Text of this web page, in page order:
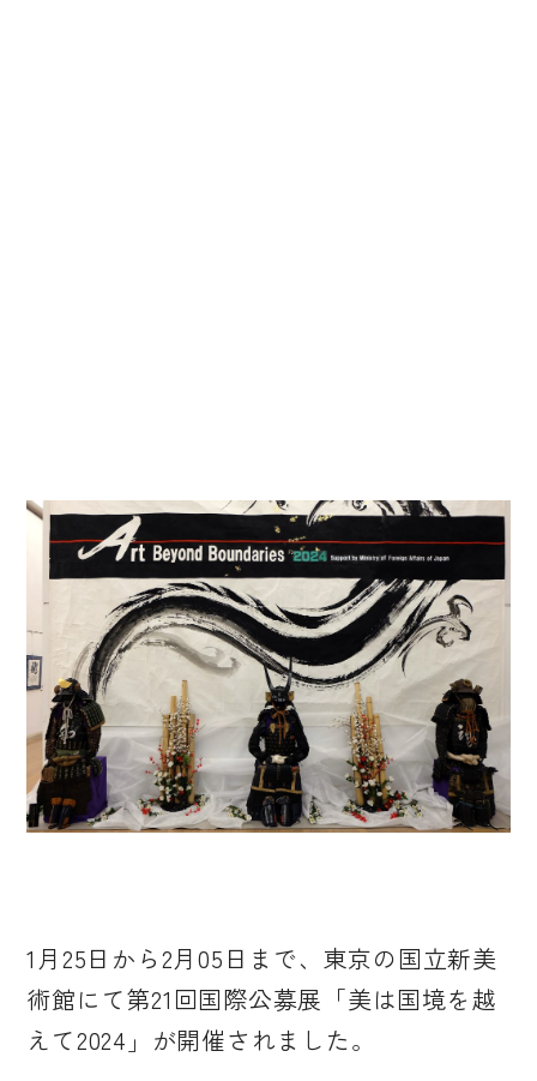
1月25日から2月05日まで、東京の国立新美
術館にて第21回国際公募展「美は国境を越
えて2024」が開催されました。